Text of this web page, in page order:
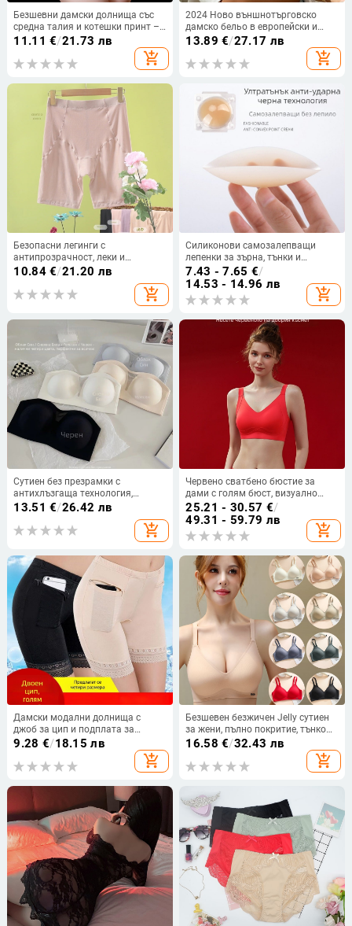
Безшевни дамски долнища със
средна талия и котешки принт –
Ice Silk, 51-60D, основна материя
80-90% полиестер, чатална
подплата 100% памук, без
11.11 €/21.73 лв
add_shopping_cart
2024 Ново външнотърговско
дамско бельо в европейски и
американски стил Удобен сутиен
с банели Производител на едро
Push-Up европейски и
13.89 €/27.17 лв
add_shopping_cart
Безопасни легинги с
антипрозрачност, леки и
проветриви, модална плетка,
10.84€/21.20 лв
add_shopping_cart
Силиконови самозалепващи
лепенки за зърна, тънки и
дишащи
7.43 - 7.65 €/
14.53 - 14.96 лв
add_shopping_cart
Сутиен без презрамки с
антихлъзгаща технология,
формована чашка 3/4, найлонов
закопчаване
13.51 €/26.42 лв
add_shopping_cart
Червено сватбено бюстие за
дами с голям бюст, визуално
намаля бюста, против увисване,
плюс размер, меко подпомагане
и комфорт
25.21 - 30.57 €/
49.31 - 59.79 лв
add_shopping_cart
Дамски модални долнища с
джоб за цип и подплата за
защита, средна талия
9.28 €/18.15 лв
add_shopping_cart
Безшевен безжичен Jelly сутиен
за жени, пълно покритие, тънко
оформени чаши, фиксирани
двойни презрамки и четири реда
закопчавания на гърба,
16.58 €/32.43 лв
add_shopping_cart